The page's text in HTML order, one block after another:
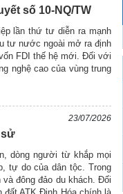
số 10-NQ/TW
lần thứ tư diễn ra mạnh
tư nước ngoài mở ra định
FDI thế hệ mới. Đối với
nghệ cao của vùng trung
23/07/2026
sử
dòng người từ khắp mọi
tự do của dân tộc. Trong
đông đảo du khách. Đối